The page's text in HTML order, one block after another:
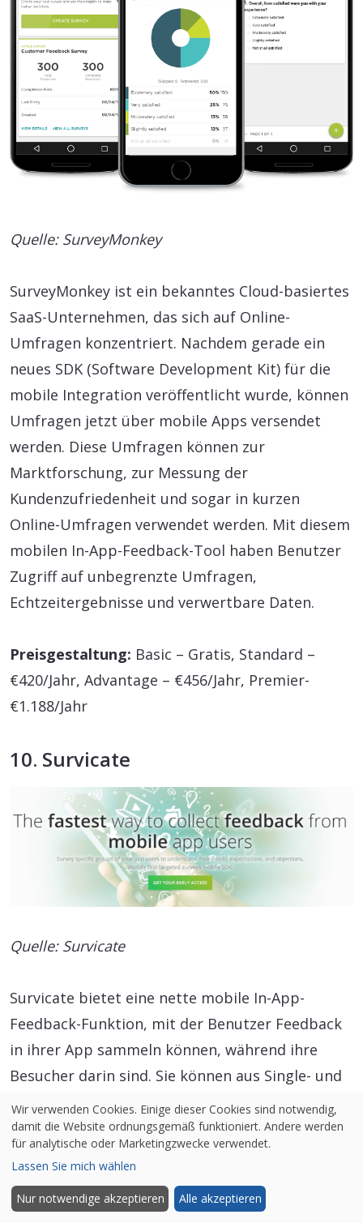
Quelle: SurveyMonkey
SurveyMonkey ist ein bekanntes Cloud-basiertes
SaaS-Unternehmen, das sich auf Online-
Umfragen konzentriert. Nachdem gerade ein
neues SDK (Software Development Kit) für die
mobile Integration veröffentlicht wurde, können
Umfragen jetzt über mobile Apps versendet
werden. Diese Umfragen können zur
Marktforschung, zur Messung der
Kundenzufriedenheit und sogar in kurzen
Online-Umfragen verwendet werden. Mit diesem
mobilen In-App-Feedback-Tool haben Benutzer
Zugriff auf unbegrenzte Umfragen,
Echtzeitergebnisse und verwertbare Daten.
Preisgestaltung: Basic – Gratis, Standard –
€420/Jahr, Advantage – €456/Jahr, Premier-
€1.188/Jahr
10. Survicate
Quelle: Survicate
Survicate bietet eine nette mobile In-App-
Feedback-Funktion, mit der Benutzer Feedback
in ihrer App sammeln können, während ihre
Besucher darin sind. Sie können aus Single- und
Multiple-Choice-, Text-Antwort-, Smileys- oder
NPS-Fragen wählen und diese mit Skip-Logik für
Follow-ups und Calls-to-Action einrichten. Die
gesendet oder erhalten Updates in Ihrem
Wir verwenden Cookies. Einige dieser Cookies sind notwendig,
damit die Website ordnungsgemäß funktioniert. Andere werden
für analytische oder Marketingzwecke verwendet.
Lassen Sie mich wählen
Nur notwendige akzeptieren Alle akzeptieren